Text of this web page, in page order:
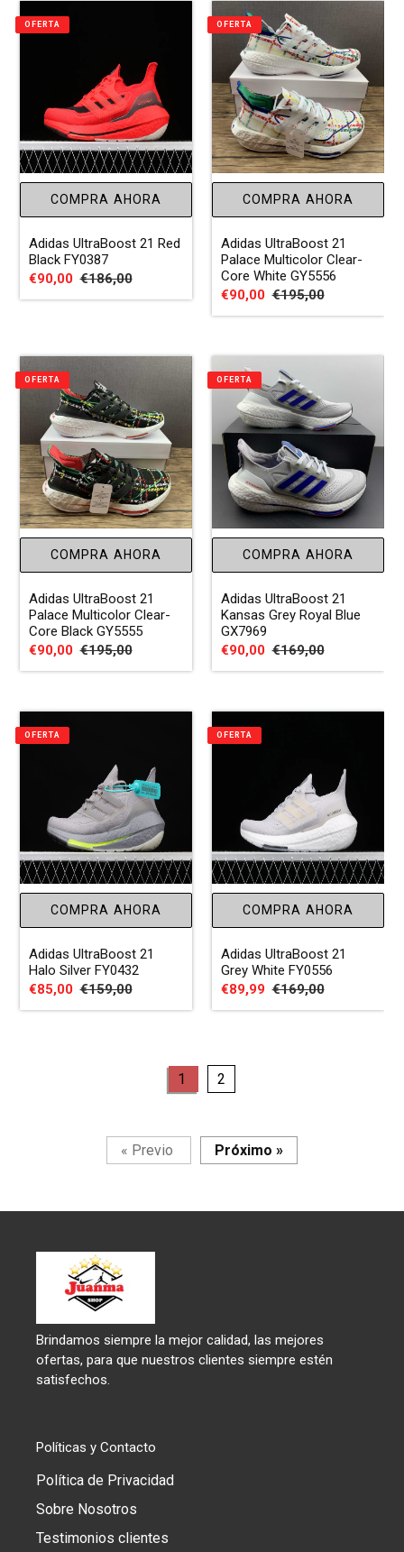
COMPRA AHORA
Adidas UltraBoost 21 Red
Black FY0387
Precio
de
€90,00 Precio
habitual
€186,00
OFERTA
COMPRA AHORA
Adidas UltraBoost 21
Palace Multicolor Clear-
Core White GY5556
Precio
de
€90,00 Precio
habitual
€195,00
OFERTA
COMPRA AHORA
Adidas UltraBoost 21
Palace Multicolor Clear-
Core Black GY5555
Precio
de
€90,00 Precio
habitual
€195,00
OFERTA
COMPRA AHORA
Adidas UltraBoost 21
Kansas Grey Royal Blue
GX7969
Precio
de
€90,00 Precio
habitual
€169,00
OFERTA
COMPRA AHORA
Adidas UltraBoost 21
Halo Silver FY0432
Precio
de
€85,00 Precio
habitual
€159,00
OFERTA
COMPRA AHORA
Adidas UltraBoost 21
Grey White FY0556
Precio
de
€89,99 Precio
habitual
€169,00
OFERTA
page
1 page
2
« Previo PáginaPróximo Página
»
Brindamos siempre la mejor calidad, las mejores
ofertas, para que nuestros clientes siempre estén
satisfechos.
Políticas y Contacto
Política de Privacidad
Sobre Nosotros
Testimonios clientes